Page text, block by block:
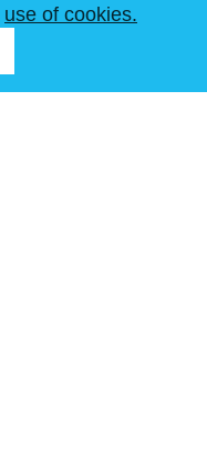
use of cookies.